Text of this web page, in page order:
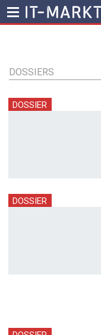
Inhalt
DOSSIERS
DOSSIER
DOSSIER